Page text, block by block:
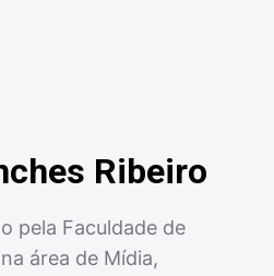
Ribeiro
pela Faculdade de
área de Mídia,